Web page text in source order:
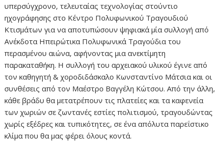
υπερσύγχρονο, τελευταίας τεχνολογίας στούντιο
ηχογράφησης στο Κέντρο Πολυφωνικού Τραγουδιού
Κτισμάτων για να αποτυπώσουν ψηφιακά μία συλλογή από
Ανέκδοτα Ηπειρώτικα Πολυφωνικά Τραγούδια του
περασμένου αιώνα, αφήνοντας μια ανεκτίμητη
παρακαταθήκη. Η συλλογή του αρχειακού υλικού έγινε από
τον καθηγητή & χοροδιδάσκαλο Κωνσταντίνο Μάτσια και οι
συνθέσεις από τον Μαέστρο Βαγγέλη Κώτσου. Από την άλλη,
κάθε βράδυ θα μετατρέπουν τις πλατείες και τα καφενεία
των χωριών σε ζωντανές εστίες πολιτισμού, τραγουδώντας
χωρίς εξέδρες και τυπικότητες, σε ένα απόλυτα παρεΐστικο
κλίμα που θα μας φέρει όλους κοντά.